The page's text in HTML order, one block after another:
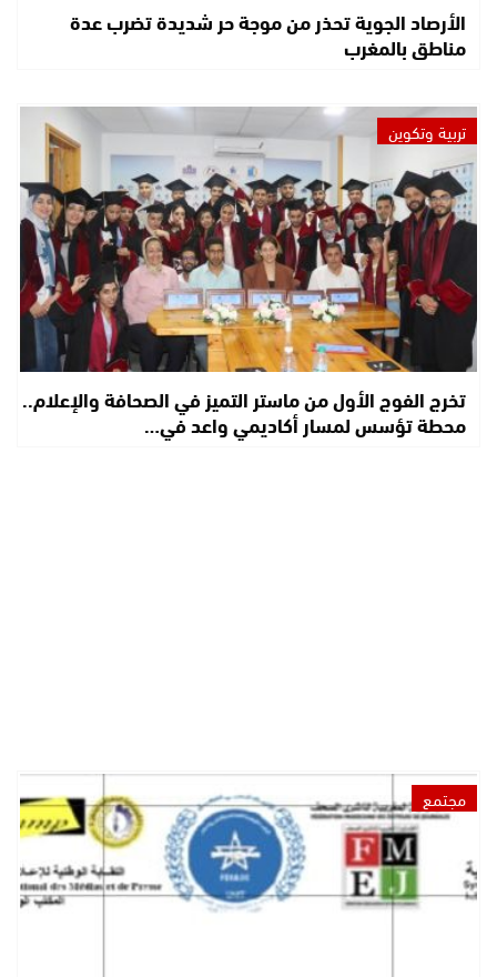
الأرصاد الجوية تحذر من موجة حر شديدة تضرب عدة
مناطق بالمغرب
تربية وتكوين
تخرج الفوج الأول من ماستر التميز في الصحافة والإعلام..
محطة تؤسس لمسار أكاديمي واعد في…
مجتمع